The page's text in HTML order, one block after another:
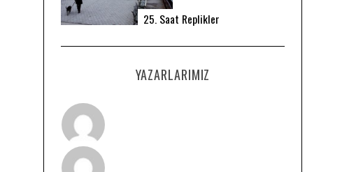
25. Saat Replikler
YAZARLARIMIZ